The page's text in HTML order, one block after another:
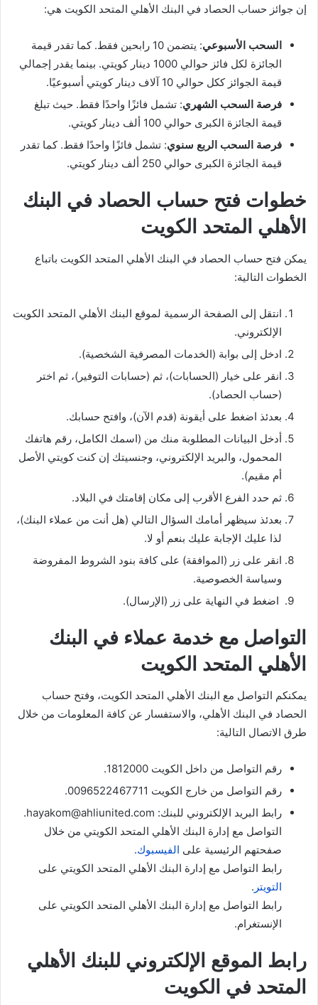
إن جوائز حساب الحصاد في البنك الأهلي المتحد الكويت هي:
السحب الأسبوعي
: يتضمن 10 رابحين فقط. كما تقدر قيمة
الجائزة لكل فائز حوالي 1000 دينار كويتي. بينما يقدر إجمالي
قيمة الجوائز ككل حوالي 10 آلاف دينار كويتي أسبوعيًا.
فرصة السحب الشهري: تشمل فائزًا واحدًا فقط. حيث تبلغ
قيمة الجائزة الكبرى حوالي 100 ألف دينار كويتي.
فرصة السحب الربع سنوي: تشمل فائزًا واحدًا فقط. كما تقدر
قيمة الجائزة الكبرى حوالي 250 ألف دينار كويتي.
خطوات فتح حساب الحصاد في البنك
الأهلي المتحد الكويت
يمكن فتح حساب الحصاد في البنك الأهلي المتحد الكويت باتباع
الخطوات التالية:
انتقل إلى الصفحة الرسمية لموقع البنك الأهلي المتحد الكويت
الإلكتروني.
ادخل إلى بوابة (الخدمات المصرفية الشخصية).
انقر على خيار (الحسابات)، ثم (حسابات التوفير)، ثم اختر
(حساب الحصاد).
بعدئذ اضغط على أيقونة (قدم الآن)، وافتح حسابك.
أدخل البيانات المطلوبة منك من (اسمك الكامل، رقم هاتفك
المحمول، والبريد الإلكتروني، وجنسيتك إن كنت كويتي الأصل
أم مقيم).
ثم حدد الفرع الأقرب إلى مكان إقامتك في البلاد.
بعدئذ سيظهر أمامك السؤال التالي (هل أنت من عملاء البنك)،
لذا عليك الإجابة عليك بنعم أو لا.
انقر على زر (الموافقة) على كافة بنود الشروط المفروضة
وسياسة الخصوصية.
اضغط في النهاية على زر (الإرسال).
التواصل مع خدمة عملاء في البنك
الأهلي المتحد الكويت
يمكنكم التواصل مع البنك الأهلي المتحد الكويت، وفتح حساب
الحصاد في البنك الأهلي، والاستفسار عن كافة المعلومات من خلال
طرق الاتصال التالية:
رقم التواصل من داخل الكويت 1812000.
رقم التواصل من خارج الكويت 0096522467711.
رابط البريد الإلكتروني للبنك: hayakom@ahliunited.com
.
التواصل مع إدارة البنك الأهلي المتحد الكويتي من خلال
صفحتهم الرئيسية على الفيسبوك.
رابط التواصل مع إدارة البنك الأهلي المتحد الكويتي على
التويتر .
رابط التواصل مع إدارة البنك الأهلي المتحد الكويتي على
الإنستغرام.
رابط الموقع الإلكتروني للبنك الأهلي
المتحد في الكويت